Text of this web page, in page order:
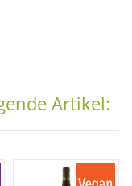
Artikel: